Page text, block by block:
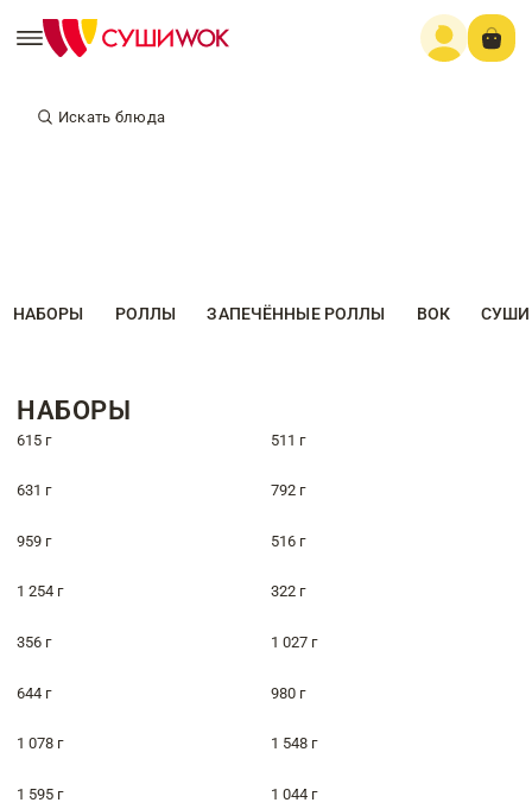
Искать блюда
НАБОРЫ РОЛЛЫ ЗАПЕЧЁННЫЕ РОЛЛЫ ВОК СУШИ
НАБОРЫ
615 г 511 г
631 г 792 г
959 г 516 г
1 254 г 322 г
356 г 1 027 г
644 г 980 г
1 078 г 1 548 г
1 595 г 1 044 г